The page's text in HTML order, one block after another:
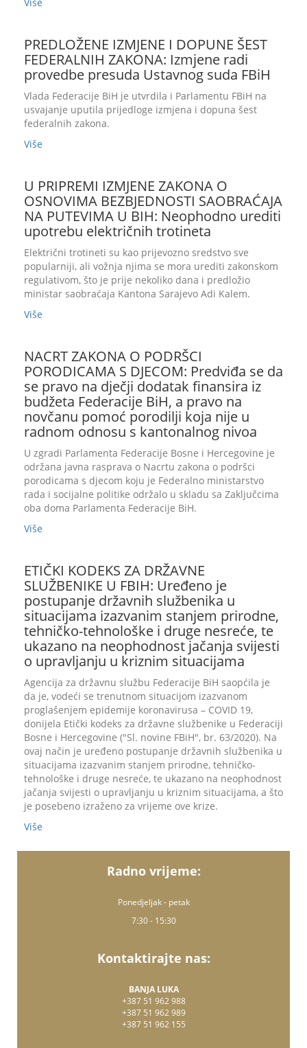
PREDLOŽENE IZMJENE I DOPUNE ŠEST
FEDERALNIH ZAKONA: Izmjene radi
provedbe presuda Ustavnog suda FBiH
Vlada Federacije BiH je utvrdila i Parlamentu FBiH na
usvajanje uputila prijedloge izmjena i dopuna šest
federalnih zakona.
Više
U PRIPREMI IZMJENE ZAKONA O
OSNOVIMA BEZBJEDNOSTI SAOBRAĆAJA
NA PUTEVIMA U BIH: Neophodno urediti
upotrebu električnih trotineta
Električni trotineti su kao prijevozno sredstvo sve
popularniji, ali vožnja njima se mora urediti zakonskom
regulativom, što je prije nekoliko dana i predložio
ministar saobraćaja Kantona Sarajevo Adi Kalem.
Više
NACRT ZAKONA O PODRŠCI
PORODICAMA S DJECOM: Predviđa se da
se pravo na dječji dodatak finansira iz
budžeta Federacije BiH, a pravo na
novčanu pomoć porodilji koja nije u
radnom odnosu s kantonalnog nivoa
U zgradi Parlamenta Federacije Bosne i Hercegovine je
održana javna rasprava o Nacrtu zakona o podršci
porodicama s djecom koju je Federalno ministarstvo
rada i socijalne politike održalo u skladu sa Zaključcima
oba doma Parlamenta Federacije BiH.
Više
ETIČKI KODEKS ZA DRŽAVNE
SLUŽBENIKE U FBIH: Uređeno je
postupanje državnih službenika u
situacijama izazvanim stanjem prirodne,
tehničko-tehnološke i druge nesreće, te
ukazano na neophodnost jačanja svijesti
o upravljanju u kriznim situacijama
Agencija za državnu službu Federacije BiH saopćila je
da je, vodeći se trenutnom situacijom izazvanom
proglašenjem epidemije koronavirusa – COVID 19,
donijela Etički kodeks za državne službenike u Federaciji
Bosne i Hercegovine ("Sl. novine FBiH", br. 63/2020). Na
ovaj način je uređeno postupanje državnih službenika u
situacijama izazvanim stanjem prirodne, tehničko-
tehnološke i druge nesreće, te ukazano na neophodnost
jačanja svijesti o upravljanju u kriznim situacijama, a što
je posebeno izraženo za vrijeme ove krize.
Više
Radno vrijeme:
Ponedjeljak - petak
7:30 - 15:30
Kontaktirajte nas:
BANJA LUKA
+387 51 962 988
+387 51 962 989
+387 51 962 155